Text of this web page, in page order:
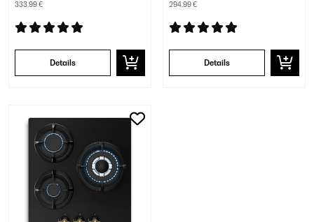
333,99 €
Details
294,99 €
Details